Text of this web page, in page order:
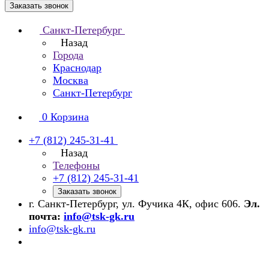
Заказать звонок
Санкт-Петербург
Назад
Города
Краснодар
Москва
Санкт-Петербург
0 Корзина
+7 (812) 245-31-41
Назад
Телефоны
+7 (812) 245-31-41
Заказать звонок
г. Санкт-Петербург, ул. Фучика 4К, офис 606. Эл.
почта: info@tsk-gk.ru
info@tsk-gk.ru